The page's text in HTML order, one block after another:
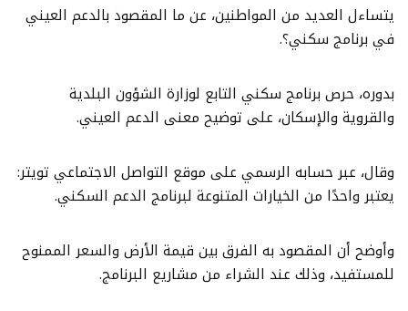
يتساءل العديد من المواطنين، عن ما المقصود بالدعم العيني
في برنامج سكني؟.
بدوره، حرص برنامج سكني التابع لوزارة الشؤون البلدية
والقروية والإسكان، على توضيح معنى الدعم العيني.
وقال، عبر حسابه الرسمي على موقع التواصل الاجتماعي تويتر:
يعتبر واحدًا من الخيارات المتنوعة لبرنامج الدعم السكني.
وأوضح أن المقصود به الفرق بين قيمة الأرض والسعر الممنوح
للمستفيد، وذلك عند الشراء من مشاريع البرنامج.